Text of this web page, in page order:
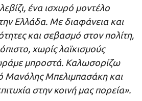
ένα ισχυρό μοντέλο
Ελλάδα. Με διαφάνεια και
και σεβασμό στον πολίτη,
χωρίς λαϊκισμούς
μπροστά. Καλωσορίζω
Μανόλης Μπελιμπασάκη και
στην κοινή μας πορεία».